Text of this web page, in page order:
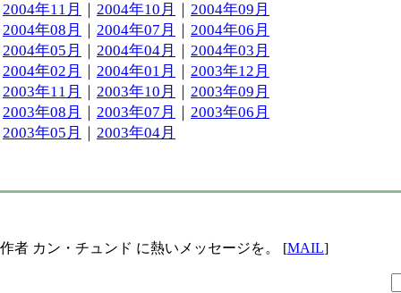
2004年11月
｜ 2004年10月 ｜ 2004年09月
2004年08月
｜ 2004年07月 ｜ 2004年06月
2004年05月
｜ 2004年04月 ｜ 2004年03月
2004年02月
｜ 2004年01月 ｜ 2003年12月
2003年11月
｜ 2003年10月 ｜ 2003年09月
2003年08月
｜ 2003年07月 ｜ 2003年06月
2003年05月
｜ 2003年04月
作者 カン・チュンド に熱いメッセージを。 [MAIL]